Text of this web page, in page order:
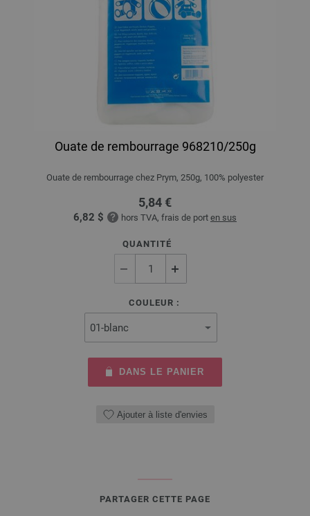
Ouate de rembourrage 968210/250g
Ouate de rembourrage chez Prym, 250g, 100% polyester
5,84 €
6,82 $ hors TVA, frais de port en sus
QUANTITÉ
COULEUR :
DANS LE PANIER
Ajouter à liste d'envies
PARTAGER CETTE PAGE